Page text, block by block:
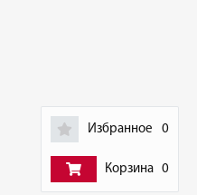
Избранное 0
Корзина 0